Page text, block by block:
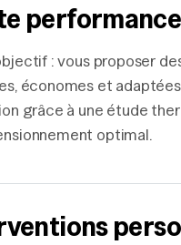
performance
: vous proposer
économes et
grâce à une étude
optimal.